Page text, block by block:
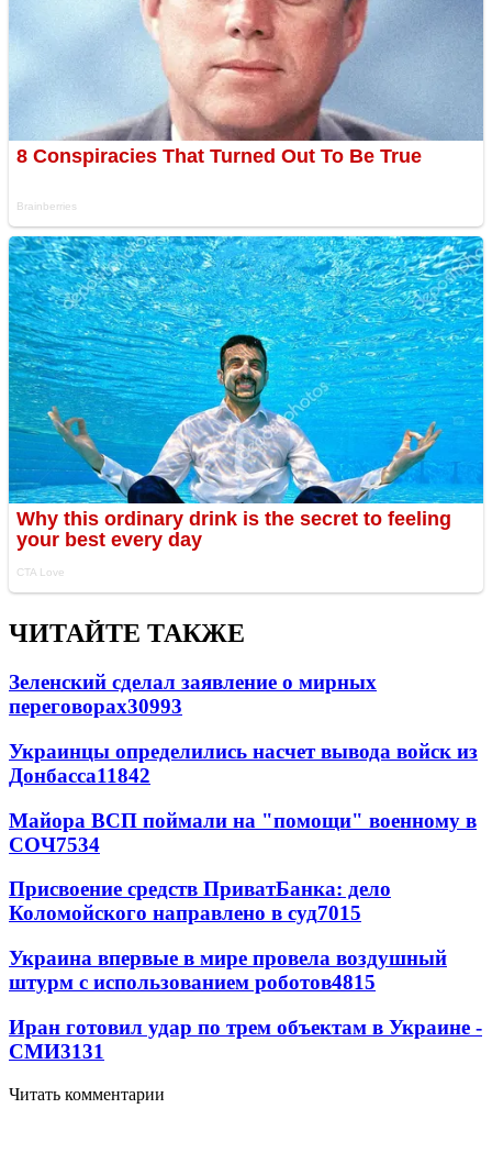
ЧИТАЙТЕ ТАКЖЕ
Зеленский сделал заявление о мирных
переговорах30993
Украинцы определились насчет вывода войск из
Донбасса11842
Майора ВСП поймали на "помощи" военному в
СОЧ7534
Присвоение средств ПриватБанка: дело
Коломойского направлено в суд7015
Украина впервые в мире провела воздушный
штурм с использованием роботов4815
Иран готовил удар по трем объектам в Украине -
СМИ3131
Читать комментарии